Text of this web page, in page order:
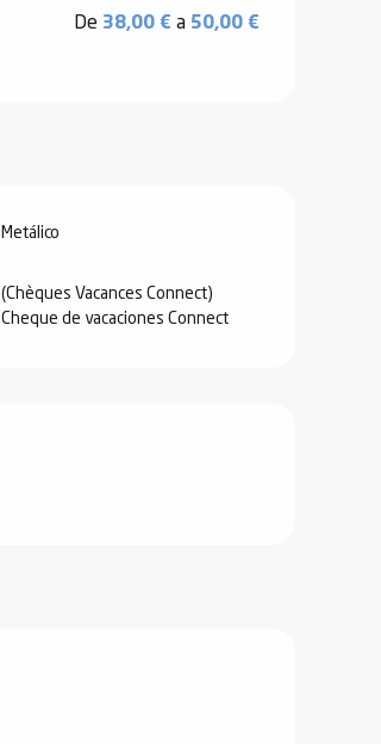
De 38,00 € a 50,00 €
Metálico
(Chèques Vacances Connect)
Cheque de vacaciones Connect